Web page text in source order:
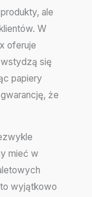
ale
W
oferuje
się
papiery
że
mieć w
wyjątkowo